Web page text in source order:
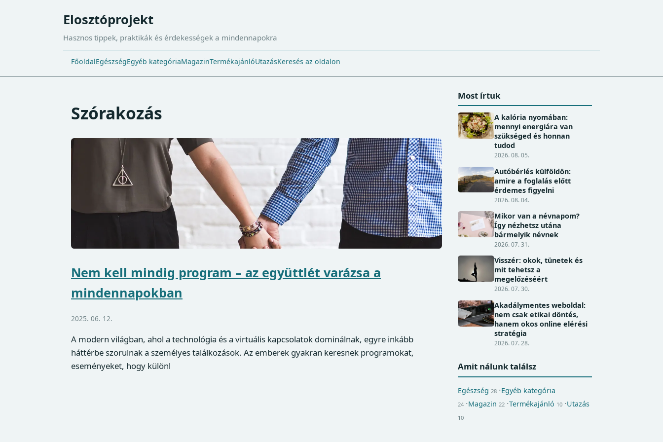
Elosztóprojekt
Hasznos tippek, praktikák és érdekességek a mindennapokra
FőoldalEgészségEgyéb kategóriaMagazinTermékajánlóUtazásKeresés az oldalon
Szórakozás
Nem kell mindig program – az együttlét varázsa a
mindennapokban
2025. 06. 12.
A modern világban, ahol a technológia és a virtuális kapcsolatok dominálnak, egyre inkább
háttérbe szorulnak a személyes találkozások. Az emberek gyakran keresnek programokat,
eseményeket, hogy különl
Most írtuk
A kalória nyomában:
mennyi energiára van
szükséged és honnan
tudod
2026. 08. 05.
Autóbérlés külföldön:
amire a foglalás előtt
érdemes figyelni
2026. 08. 04.
Mikor van a névnapom?
Így nézhetsz utána
bármelyik névnek
2026. 07. 31.
Visszér: okok, tünetek és
mit tehetsz a
megelőzéséért
2026. 07. 30.
Akadálymentes weboldal:
nem csak etikai döntés,
hanem okos online elérési
stratégia
2026. 07. 28.
Amit nálunk találsz
Egészség 28 Egyéb kategória
24 Magazin 22 Termékajánló 10 Utazás
10